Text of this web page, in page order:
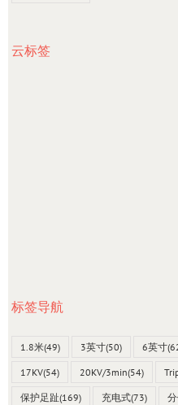
云标签
标签导航
1.8米(49) 3英寸(50) 6英寸
17KV(54) 20KV/3min(54)
保护足趾(169) 充电式(73)